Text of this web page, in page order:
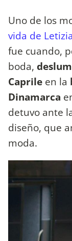
Uno de los
vida de Letizia
fue cuando,
boda,
Caprile en la
Dinamarca
detuvo ante
diseño, que
moda.